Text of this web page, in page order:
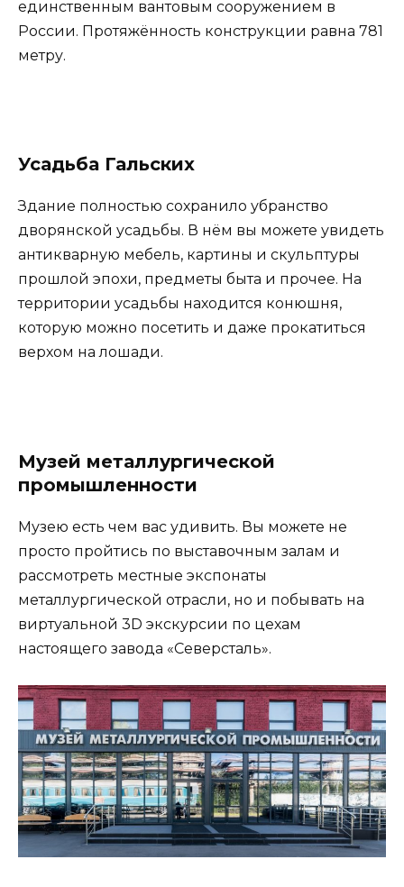
единственным вантовым сооружением в
России. Протяжённость конструкции равна 781
метру.
Усадьба Гальских
Здание полностью сохранило убранство
дворянской усадьбы. В нём вы можете увидеть
антикварную мебель, картины и скульптуры
прошлой эпохи, предметы быта и прочее. На
территории усадьбы находится конюшня,
которую можно посетить и даже прокатиться
верхом на лошади.
Музей металлургической
промышленности
Музею есть чем вас удивить. Вы можете не
просто пройтись по выставочным залам и
рассмотреть местные экспонаты
металлургической отрасли, но и побывать на
виртуальной 3D экскурсии по цехам
настоящего завода «Северсталь».